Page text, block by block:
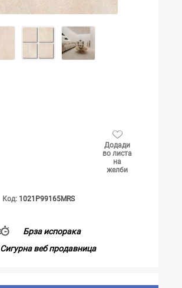
Додади
во листа
на
желби
Код: 1021P99165MRS
Брза испорака
Сигурна веб продавница